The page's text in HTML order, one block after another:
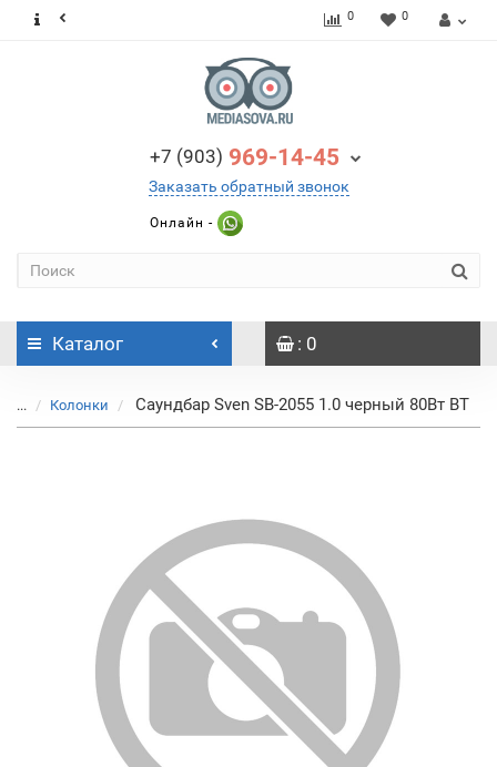
0 0
+7 (903) 969-14-45
Заказать обратный звонок
Онлайн -
Каталог : 0
... Колонки Саундбар Sven SB-2055 1.0 черный 80Вт BT